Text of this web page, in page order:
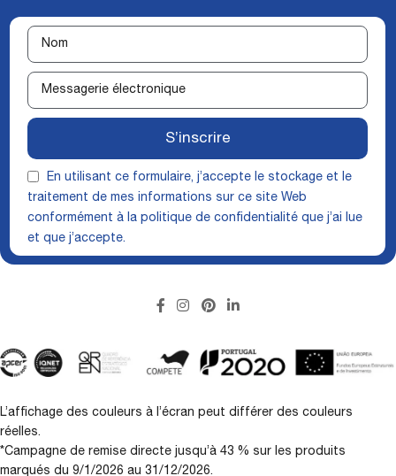
En utilisant ce formulaire, j’accepte le stockage et le
traitement de mes informations sur ce site Web
conformément à la politique de confidentialité que j’ai lue
et que j’accepte.
S’inscrire
L’affichage des couleurs à l’écran peut différer des couleurs
réelles.
*Campagne de remise directe jusqu’à 43 % sur les produits
marqués du 9/1/2026 au 31/12/2026.